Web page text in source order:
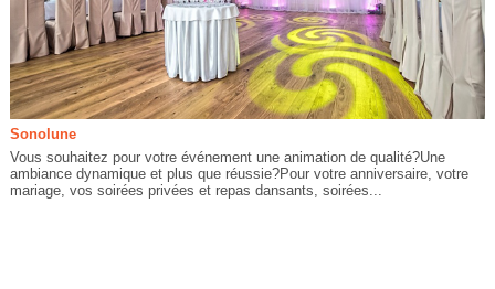
Sonolune
Vous souhaitez pour votre événement une animation de qualité?Une
ambiance dynamique et plus que réussie?Pour votre anniversaire, votre
mariage, vos soirées privées et repas dansants, soirées...